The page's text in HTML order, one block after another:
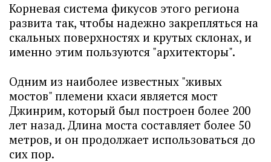
Корневая система фикусов этого региона
развита так, чтобы надежно закрепляться на
скальных поверхностях и крутых склонах, и
именно этим пользуются "архитекторы".
Одним из наиболее известных "живых
мостов" племени кхаси является мост
Джинрим, который был построен более 200
лет назад. Длина моста составляет более 50
метров, и он продолжает использоваться до
сих пор.